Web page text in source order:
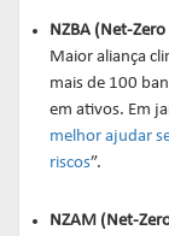
NZBA (Net-
Maior aliança
mais de 100
em ativos. Em
melhor ajudar
riscos”.
NZAM (Net-